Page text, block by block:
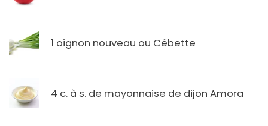
1 oignon nouveau ou Cébette
4 c. à s. de mayonnaise de dijon Amora